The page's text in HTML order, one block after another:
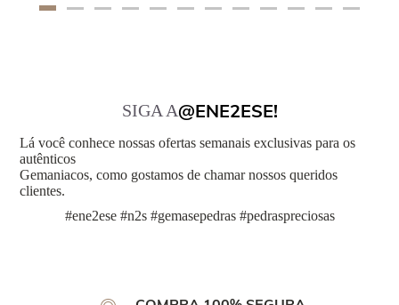
SIGA A@ENE2ESE!
Lá você conhece nossas ofertas semanais exclusivas para os
autênticos
Gemaniacos, como gostamos de chamar nossos queridos
clientes.
#ene2ese #n2s #gemasepedras #pedraspreciosas